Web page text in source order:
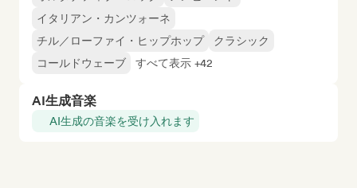
イタリアン・カンツォーネ
チル／ローファイ・ヒップホップ
クラシック
コールドウェーブ
すべて表示 +42
AI生成音楽
AI生成の音楽を受け入れます